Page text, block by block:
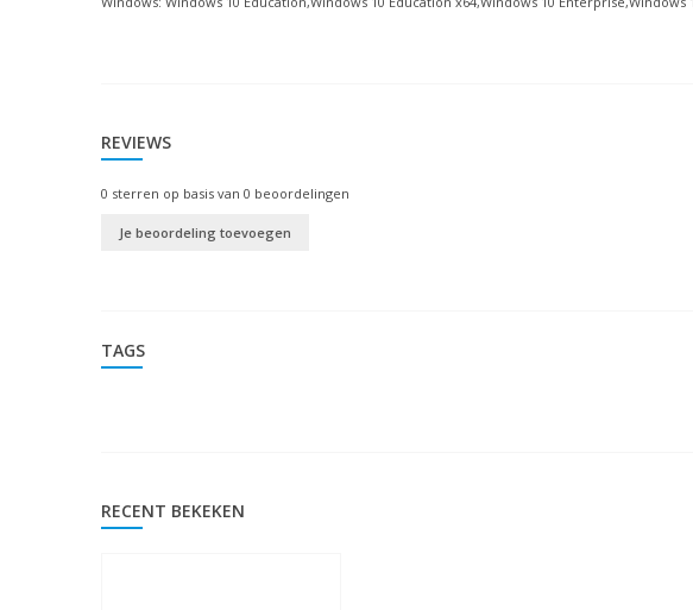
REVIEWS
0 sterren op basis van 0 beoordelingen
Je beoordeling toevoegen
TAGS
RECENT BEKEKEN